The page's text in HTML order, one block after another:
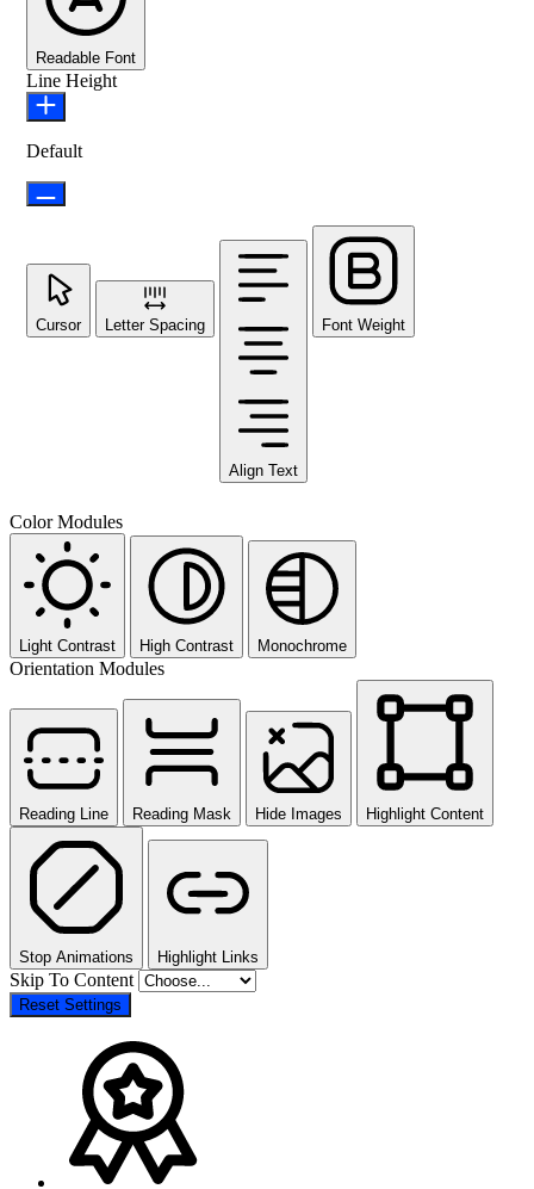
Readable Font
Line Height
Default
Cursor Letter Spacing
Align Text
Font Weight
Color Modules
Light Contrast High Contrast Monochrome
Orientation Modules
Reading Line Reading Mask Hide Images Highlight Content
Stop Animations Highlight Links
Skip To Content
Reset Settings